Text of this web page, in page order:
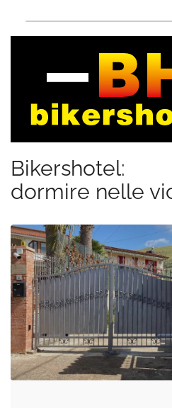
Bikershotel:
dormire nelle